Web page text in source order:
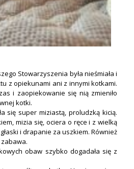
Stowarzyszenia była nieśmiała i
z opiekunami ani z innymi kotkami.
i zaopiekowanie się nią zmieniło
kotki.
się super miziastą, proludzką kicią.
mizia się, ociera o ręce i z wielką
i drapanie za uszkiem. Również
obaw szybko dogadała się z